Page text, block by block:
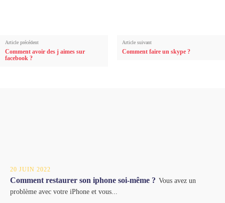
Article précédent
Comment avoir des j aimes sur
facebook ?
Article suivant
Comment faire un skype ?
20 JUIN 2022
Comment restaurer son iphone soi-même ? Vous avez un
problème avec votre iPhone et vous...